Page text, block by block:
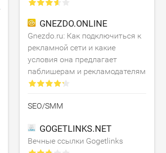
GNEZDO.ONLINE
Gnezdo.ru: Как подключиться к
рекламной сети и какие
условия она предлагает
паблишерам и рекламодателям
SEO/SMM
GOGETLINKS.NET
Вечные ссылки Gogetlinks